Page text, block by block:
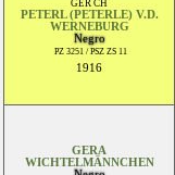
GER CH
PETERL (PETERLE) V.D.
WERNEBURG
Negro
PZ 3251 / PSZ ZS 11
1916
GERA
WICHTELMÄNNCHEN